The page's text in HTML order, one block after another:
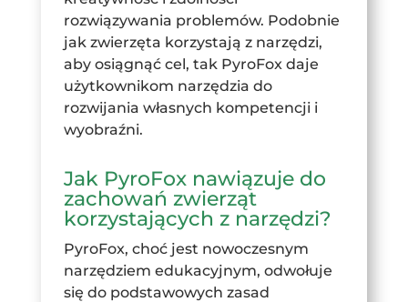
rozwiązywania problemów. Podobnie
jak zwierzęta korzystają z narzędzi,
aby osiągnąć cel, tak PyroFox daje
użytkownikom narzędzia do
rozwijania własnych kompetencji i
wyobraźni.
Jak PyroFox nawiązuje do
zachowań zwierząt
korzystających z narzędzi?
PyroFox, choć jest nowoczesnym
narzędziem edukacyjnym, odwołuje
się do podstawowych zasad